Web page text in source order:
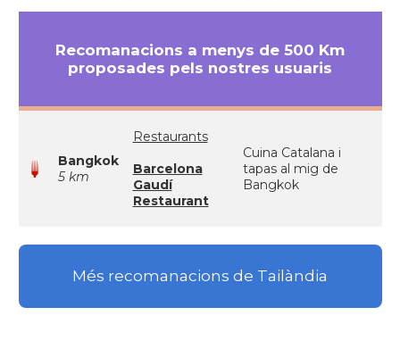
Recomanacions a menys de 500 Km
proposades pels nostres usuaris
Bangkok
5 km
Restaurants
Barcelona
Gaudí
Restaurant
Cuina Catalana i
tapas al mig de
Bangkok
Més recomanacions de Tailàndia